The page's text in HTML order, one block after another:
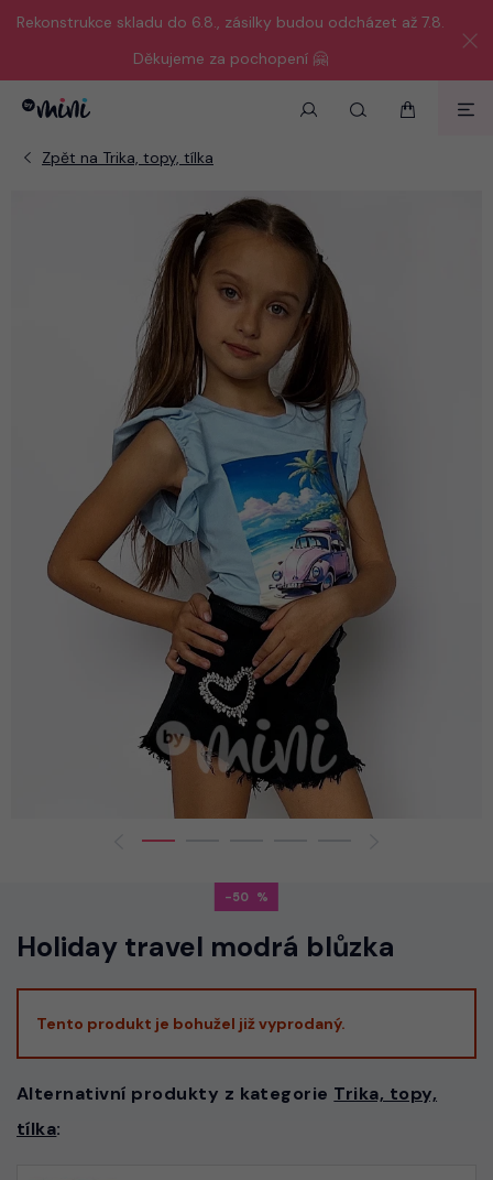
Rekonstrukce skladu do 6.8., zásilky budou odcházet až 7.8.
Děkujeme za pochopení 🤗
-50
Holiday travel modrá blůzka
Tento produkt je bohužel již vyprodaný.
Alternativní produkty z kategorie Trika, topy,
tílka: